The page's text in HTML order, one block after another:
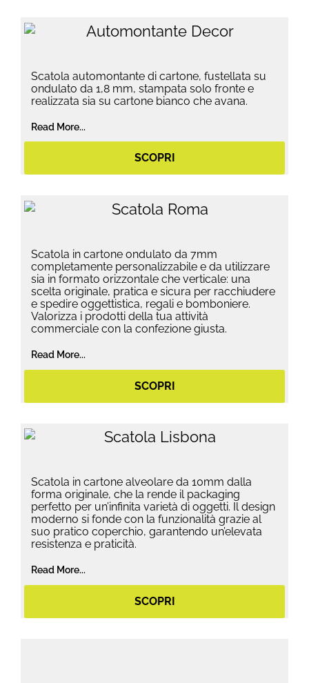
Scatola automontante di cartone, fustellata su
ondulato da 1,8 mm, stampata solo fronte e
realizzata sia su cartone bianco che avana.
Read More...
SCOPRI
Scatola in cartone ondulato da 7mm
completamente personalizzabile e da utilizzare
sia in formato orizzontale che verticale: una
scelta originale, pratica e sicura per racchiudere
e spedire oggettistica, regali e bomboniere.
Valorizza i prodotti della tua attività
commerciale con la confezione giusta.
Read More...
SCOPRI
Scatola in cartone alveolare da 10mm dalla
forma originale, che la rende il packaging
perfetto per un’infinita varietà di oggetti. Il design
moderno si fonde con la funzionalità grazie al
suo pratico coperchio, garantendo un’elevata
resistenza e praticità.
Read More...
SCOPRI